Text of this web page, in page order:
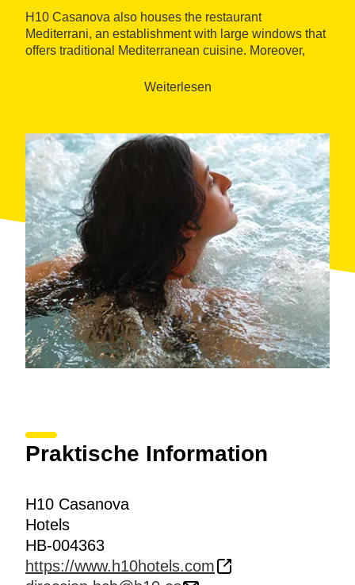
H10 Casanova also houses the restaurant
Mediterrani, an establishment with large windows that
offers traditional Mediterranean cuisine. Moreover,
where they can enjoy live music on weekends. They
hotel.
Weiterlesen
Praktische Information
H10 Casanova
Hotels
HB-004363
https://www.h10hotels.com